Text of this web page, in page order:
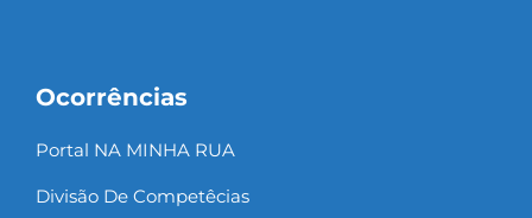
Ocorrências
Portal NA MINHA RUA
Divisão De Competêcias